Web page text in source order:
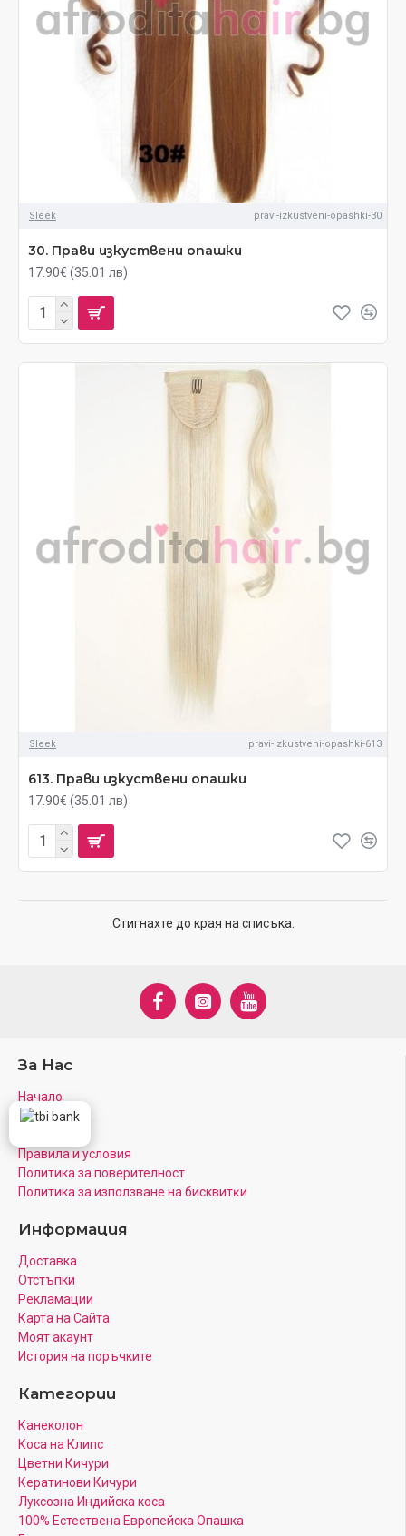
Sleek pravi-izkustveni-opashki-30
30. Прави изкуствени опашки
17.90€ (35.01 лв)
Sleek pravi-izkustveni-opashki-613
613. Прави изкуствени опашки
17.90€ (35.01 лв)
Стигнахте до края на списъка.
За Нас
Начало
За нас
Правила и условия
Политика за поверителност
Πoлитика зa изпoлзвaнe нa бисквитĸи
Информация
Доставка
Отстъпки
Рекламации
Карта на Сайта
Моят акаунт
История на поръчките
Категории
Канеколон
Коса на Клипс
Цветни Кичури
Кератинови Кичури
Луксозна Индийска коса
100% Естествена Европейска Опашка